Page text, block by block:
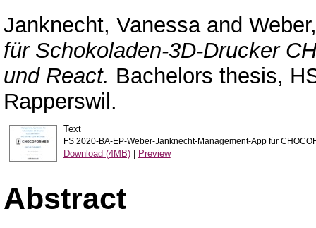
Janknecht, Vanessaand
für Schokoladen-3D-Drucker
und React. Bachelors thesis,
Rapperswil.
Text
FS 2020-BA-EP-Weber-Janknecht-Management-App für
Download (4MB)| Preview
Abstract